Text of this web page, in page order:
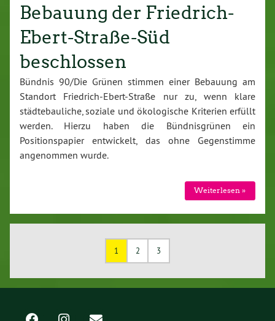
Bebauung der Friedrich-
Ebert-Straße-Süd
beschlossen
Bündnis 90/Die Grünen stimmen einer Bebauung am
Standort Friedrich-Ebert-Straße nur zu, wenn klare
städtebauliche, soziale und ökologische Kriterien erfüllt
werden. Hierzu haben die Bündnisgrünen ein
Positionspapier entwickelt, das ohne Gegenstimme
angenommen wurde.
Weiterlesen »
1 2 3